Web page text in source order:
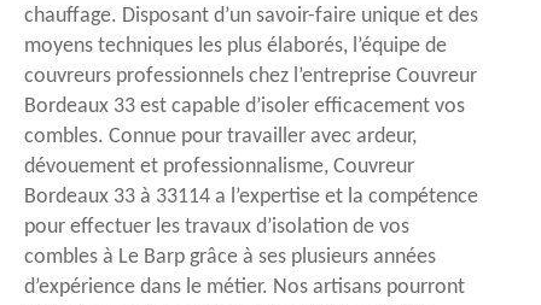
chauffage. Disposant d’un savoir-faire unique et des
moyens techniques les plus élaborés, l’équipe de
couvreurs professionnels chez l’entreprise Couvreur
Bordeaux 33 est capable d’isoler efficacement vos
combles. Connue pour travailler avec ardeur,
dévouement et professionnalisme, Couvreur
Bordeaux 33 à 33114 a l’expertise et la compétence
pour effectuer les travaux d’isolation de vos
combles à Le Barp grâce à ses plusieurs années
d’expérience dans le métier. Nos artisans pourront